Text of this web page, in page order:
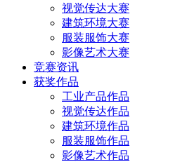
视觉传达大赛
建筑环境大赛
服装服饰大赛
影像艺术大赛
竞赛资讯
获奖作品
工业产品作品
视觉传达作品
建筑环境作品
服装服饰作品
影像艺术作品